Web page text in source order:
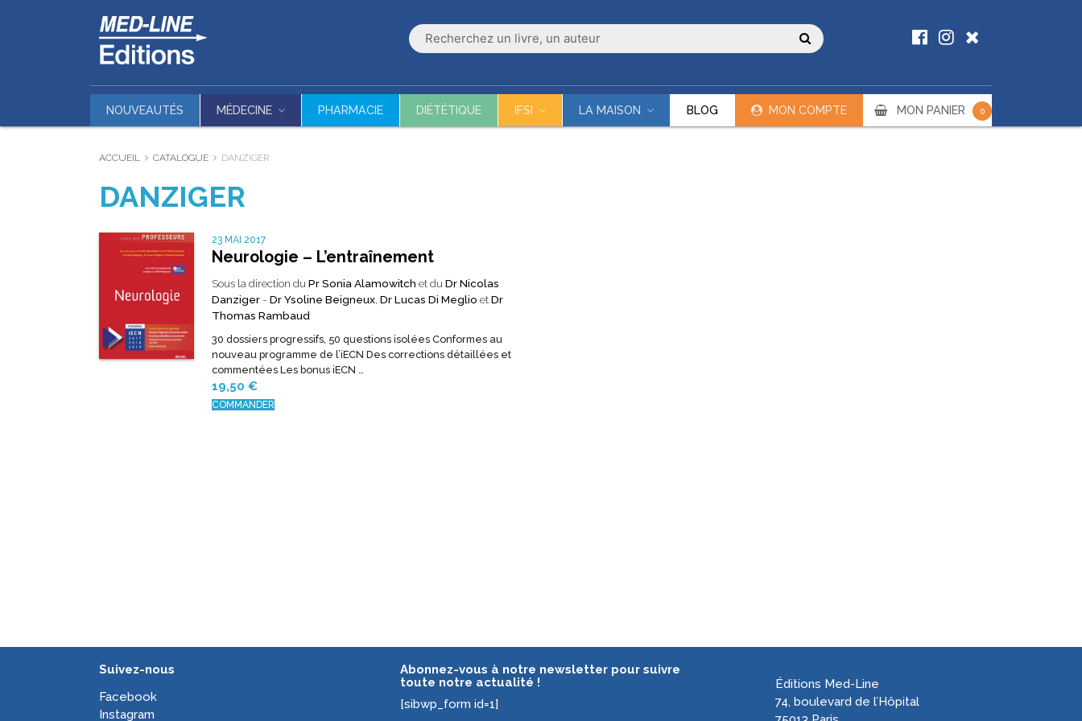
NOUVEAUTÉS MÉDECINE PHARMACIE DIÉTÉTIQUE IFSI LA MAISON BLOG MON COMPTE MON PANIER 0
ACCUEIL CATALOGUE DANZIGER
DANZIGER
23 MAI 2017
Neurologie – L’entraînement
Sous la direction duPr Sonia Alamowitch et duDr Nicolas
Danziger -Dr Ysoline Beigneux,Dr Lucas Di Meglio etDr
Thomas Rambaud
30 dossiers progressifs, 50 questions isolées Conformes au
nouveau programme de l’iECN Des corrections détaillées et
commentées Les bonus iECN …
19,50€
COMMANDER
Suivez-nous
Facebook
Instagram
Abonnez-vous à notre newsletter pour suivre
toute notre actualité !
[sibwp_form id=1]
Éditions Med-Line
74, boulevard de l’Hôpital